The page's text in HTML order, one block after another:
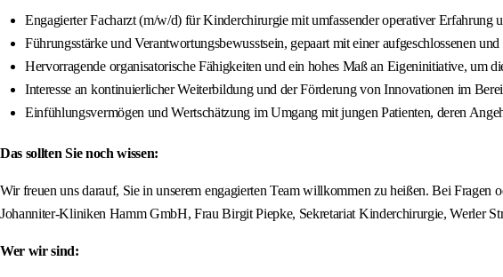
Engagierter Facharzt (m/w/d) für Kinderchirurgie mit umfassender operativer
Führungsstärke und Verantwortungsbewusstsein, gepaart mit einer aufgeschlossenen
Hervorragende organisatorische Fähigkeiten und ein hohes Maß an Eigeninitiative, um
Interesse an kontinuierlicher Weiterbildung und der Förderung von Innovationen im
Einfühlungsvermögen und Wertschätzung im Umgang mit jungen Patienten, deren
Das sollten Sie noch wissen:
Wir freuen uns darauf, Sie in unserem engagierten Team willkommen zu heißen. Bei
Johanniter-Kliniken Hamm GmbH, Frau Birgit Piepke, Sekretariat Kinderchirurgie, Werler
Wer wir sind: